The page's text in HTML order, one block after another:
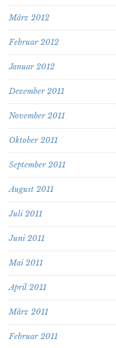
März 2012
Februar 2012
Januar 2012
Dezember 2011
November 2011
Oktober 2011
September 2011
August 2011
Juli 2011
Juni 2011
Mai 2011
April 2011
März 2011
Februar 2011